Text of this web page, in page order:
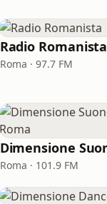
Radio Romanista
Roma · 97.7 FM
Roma · 101.9 FM